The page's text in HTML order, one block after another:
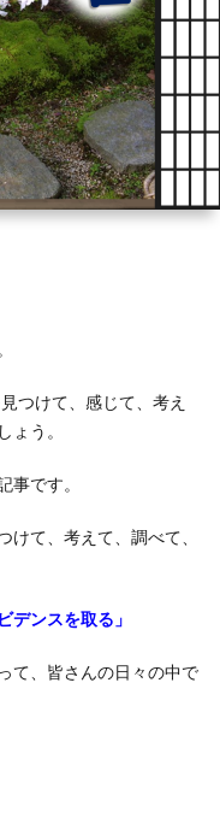
は？
つけて、感じて、考え
ょう。
です。
けて、考えて、調べて、
ンスを取る」
て、皆さんの日々の中で